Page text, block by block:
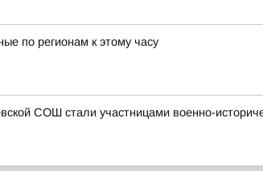
по регионам к этому часу
СОШ стали участницами военно-